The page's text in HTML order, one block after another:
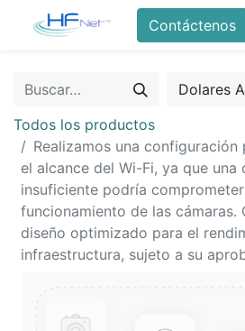
Contáctenos
Dolares
Todos los productos
Realizamos una configuración
el alcance del Wi-Fi, ya que una
insuficiente podría
funcionamiento de las cámaras.
diseño optimizado para el
infraestructura, sujeto a su